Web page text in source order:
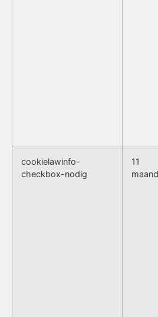
cookielawinfo-
checkbox-nodig
11